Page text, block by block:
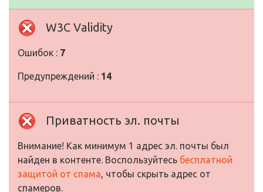
W3C Validity
Ошибок : 7
Предупреждений : 14
Приватность эл. почты
Внимание! Как минимум 1 адрес эл. почты был
найден в контенте. Воспользуйтесь бесплатной
защитой от спама, чтобы скрыть адрес от
спамеров.